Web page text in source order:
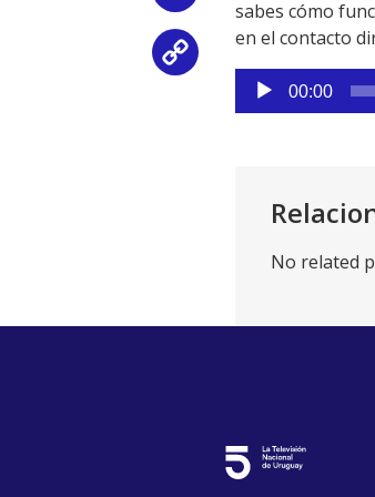
sabes cómo
en el contacto
Reproductor
de
00:00
No related